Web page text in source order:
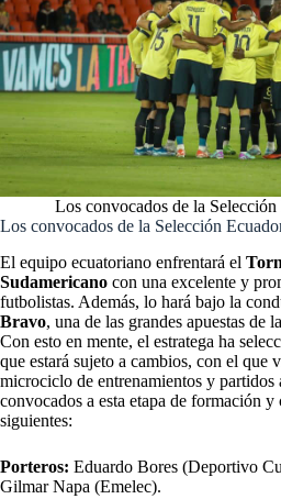
Los convocados de la
Los convocados de la Selección
El equipo ecuatoriano enfrentará el
Sudamericano con una excelente y
futbolistas. Además, lo hará bajo la
Bravo, una de las grandes apuestas de la
Con esto en mente, el estratega ha
que estará sujeto a cambios, con el que
microciclo de entrenamientos y partidos
convocados a esta etapa de formación
siguientes:
Porteros: Eduardo Bores (Deportivo
Gilmar Napa (Emelec).